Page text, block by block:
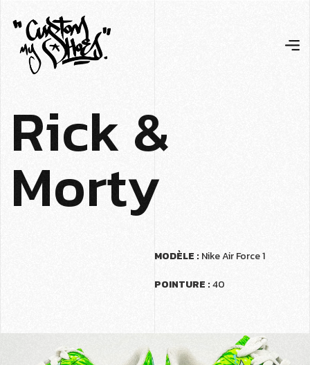
Rick &
Morty
MODÈLE : Nike Air Force 1
POINTURE :40